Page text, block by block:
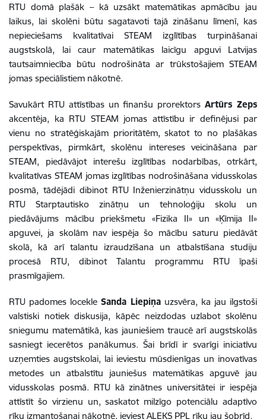
RTU domā plašāk – kā uzsākt matemātikas apmācību jau
laikus, lai skolēni būtu sagatavoti tajā zināšanu līmenī, kas
nepieciešams kvalitatīvai STEAM izglītības turpināšanai
augstskolā, lai caur matemātikas laicīgu apguvi Latvijas
tautsaimniecība būtu nodrošināta ar trūkstošajiem STEAM
jomas speciālistiem nākotnē.
Savukārt RTU attīstības un finanšu prorektorsArtūrs Zeps
akcentēja, ka RTU STEAM jomas attīstību ir definējusi par
vienu no stratēģiskajām prioritātēm, skatot to no plašākas
perspektīvas, pirmkārt, skolēnu intereses veicināšana par
STEAM, piedāvājot interešu izglītības nodarbības, otrkārt,
kvalitatīvas STEAM jomas izglītības nodrošināšana vidusskolas
posmā, tādējādi dibinot RTU Inženierzinātņu vidusskolu un
RTU Starptautisko zinātņu un tehnoloģiju skolu un
piedāvājums mācību priekšmetu«Fizika II» un «Ķīmija II»
apguvei, ja skolām nav iespēja šo mācību saturu piedāvāt
skolā, kā arī talantu izraudzīšana un atbalstīšana studiju
procesā RTU, dibinot Talantu programmu RTU īpaši
prasmīgajiem.
RTU padomes locekle Sanda Liepiņa uzsvēra, ka jau ilgstoši
valstiski notiek diskusija, kāpēc neizdodas uzlabot skolēnu
sniegumu matemātikā, kas jauniešiem traucē arī augstskolās
sasniegt iecerētos panākumus. Šai brīdī ir svarīgi iniciatīvu
uzņemties augstskolai, lai ieviestu mūsdienīgas un inovatīvas
metodes un atbalstītu jauniešus matemātikas apguvē jau
vidusskolas posmā. RTU kā zinātnes universitātei ir iespēja
attīstīt šo virzienu un, saskatot milzīgo potenciālu adaptīvo
rīku izmantošanai nākotnē, ieviest ALEKS PPL rīku jau šobrīd.